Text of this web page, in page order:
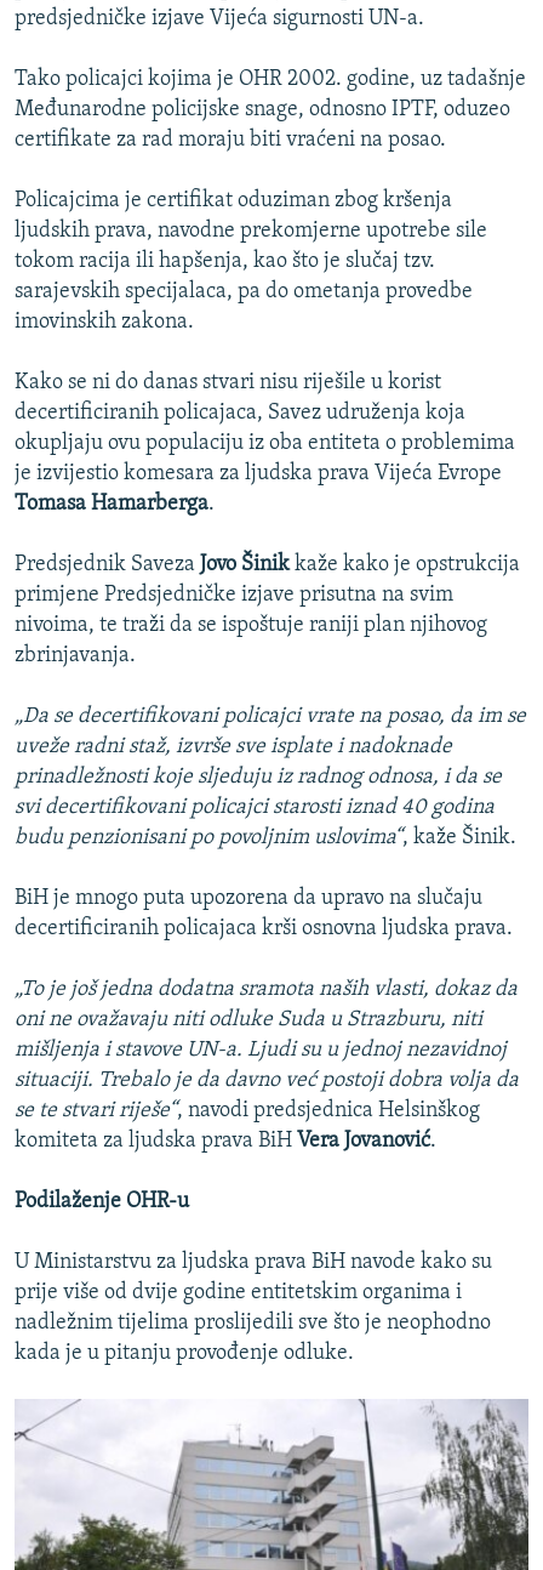
MOJA EVROPA
TRI DECENIJE OD RATA U BIH
SVE KARTE DEJTONA
NASTANAK I RASPAD JUGOSLAVIJE
predsjedničke izjave Vijeća sigurnosti UN-a.
Tako policajci kojima je OHR 2002. godine, uz tadašnje
Međunarodne policijske snage, odnosno IPTF, oduzeo
certifikate za rad moraju biti vraćeni na posao.
Policajcima je certifikat oduziman zbog kršenja
ljudskih prava, navodne prekomjerne upotrebe sile
tokom racija ili hapšenja, kao što je slučaj tzv.
sarajevskih specijalaca, pa do ometanja provedbe
imovinskih zakona.
Kako se ni do danas stvari nisu riješile u korist
decertificiranih policajaca, Savez udruženja koja
okupljaju ovu populaciju iz oba entiteta o problemima
je izvijestio komesara za ljudska prava Vijeća Evrope
Tomasa Hamarberga.
Predsjednik Saveza Jovo Šinikkaže kako je opstrukcija
primjene Predsjedničke izjave prisutna na svim
nivoima, te traži da se ispoštuje raniji plan njihovog
zbrinjavanja.
„Da se decertifikovani policajci vrate na posao, da im se
uveže radni staž, izvrše sve isplate i nadoknade
prinadležnosti koje sljeduju iz radnog odnosa, i da se
svi decertifikovani policajci starosti iznad 40 godina
budu penzionisani po povoljnim uslovima“, kaže Šinik.
BiH je mnogo puta upozorena da upravo na slučaju
decertificiranih policajaca krši osnovna ljudska prava.
„To je još jedna dodatna sramota naših vlasti, dokaz da
oni ne ovažavaju niti odluke Suda u Strazburu, niti
mišljenja i stavove UN-a. Ljudi su u jednoj nezavidnoj
situaciji. Trebalo je da davno već postoji dobra volja da
se te stvari riješe“, navodi predsjednica Helsinškog
komiteta za ljudska prava BiH Vera Jovanović.
Podilaženje OHR-u
U Ministarstvu za ljudska prava BiH navode kako su
prije više od dvije godine entitetskim organima i
nadležnim tijelima proslijedili sve što je neophodno
kada je u pitanju provođenje odluke.